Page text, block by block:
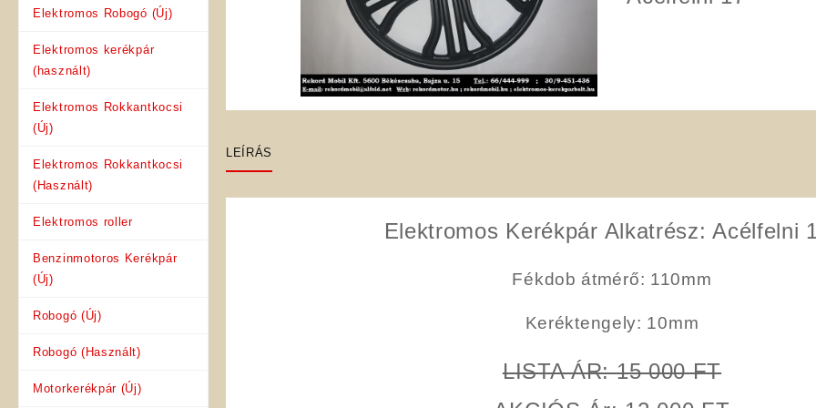
Elektromos Robogó (Új)
Elektromos kerékpár
(használt)
Elektromos Rokkantkocsi
(Új)
Elektromos Rokkantkocsi
(Használt)
Elektromos roller
Benzinmotoros Kerékpár
(Új)
Robogó (Új)
Robogó (Használt)
Motorkerékpár (Új)
LEÍRÁS
Elektromos Kerékpár Alkatrész: Acélfelni
Fékdob átmérő: 110mm
Keréktengely: 10mm
LISTA ÁR: 15 000 FT